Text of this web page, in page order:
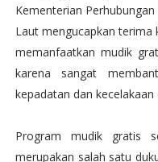
Kementerian
Laut mengucapkan terima
memanfaatkan mudik
karena sangat
kepadatan dan kecelakaan
Program mudik gratis
merupakan salah satu